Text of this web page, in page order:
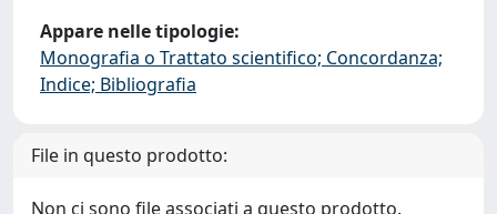
Appare nelle tipologie:
Monografia o Trattato scientifico; Concordanza;
Indice; Bibliografia
File in questo prodotto:
Non ci sono file associati a questo prodotto.